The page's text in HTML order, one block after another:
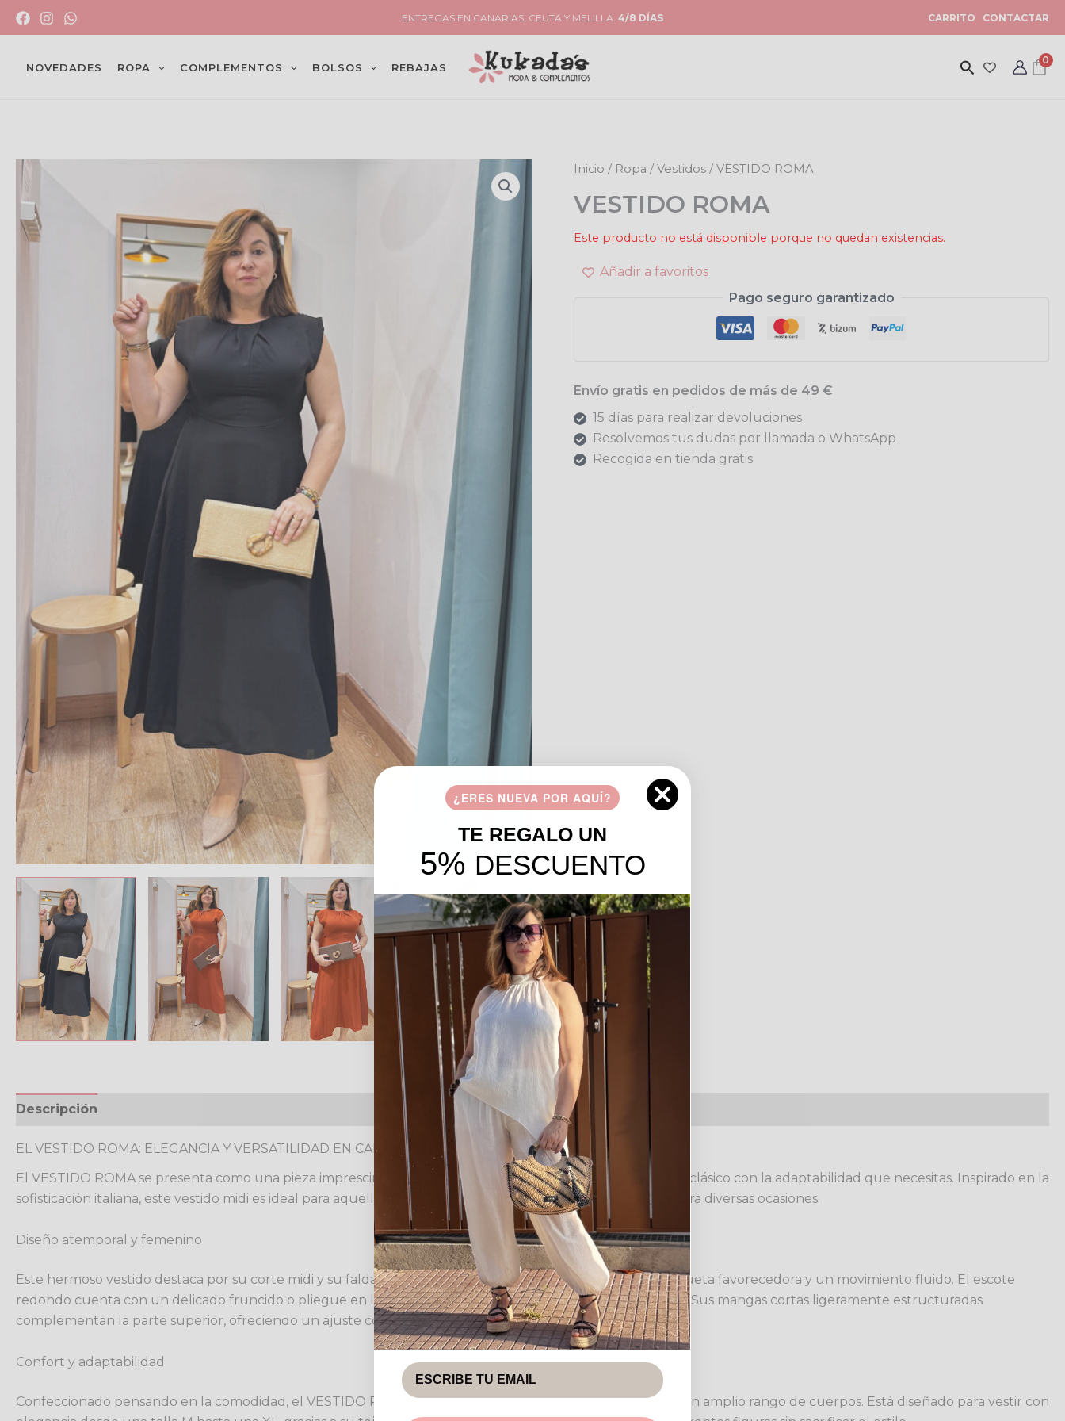
PENÍNSULA: ENVÍO4,99€ (GRATIS EN PEDIDOS+49€) CARRITO CONTACTAR
NOVEDADES ROPA COMPLEMENTOS BOLSOS REBAJAS
0
Inicio / Ropa /Vestidos / VESTIDO ROMA
VESTIDO ROMA
Este producto no está disponible porque no quedan existencias.
Añadir a favoritos
Pago seguro garantizado
Envío gratis en pedidos de más de 49 €
15 días para realizar devoluciones
Resolvemos tus dudas por llamada o WhatsApp
Recogida en tienda gratis
Descripción Política de devoluciones
EL VESTIDO ROMA: ELEGANCIA Y VERSATILIDAD EN CADA DETALLE
El VESTIDO ROMA se presenta como una pieza imprescindible en tu guardarropa, combinando un diseño clásico con la adaptabilidad que necesitas. Inspirado en la
sofisticación italiana, este vestido midi es ideal para aquellas que buscan una prenda elegante y cómoda para diversas ocasiones.
Diseño atemporal y femenino
Este hermoso vestido destaca por su corte midi y su falda acampanada con vuelo, que proporciona una silueta favorecedora y un movimiento fluido. El escote
redondo cuenta con un delicado fruncido o pliegue en la parte frontal, añadiendo un toque de distinción. Sus mangas cortas ligeramente estructuradas
complementan la parte superior, ofreciendo un ajuste cómodo y refinado.
Confort y adaptabilidad
Confeccionado pensando en la comodidad, el VESTIDO ROMA es una pieza de talla única que se ajusta a un amplio rango de cuerpos. Está diseñado para vestir con
¿ERES NUEVA POR AQUÍ?
TE REGALO UN
5% DESCUENTO